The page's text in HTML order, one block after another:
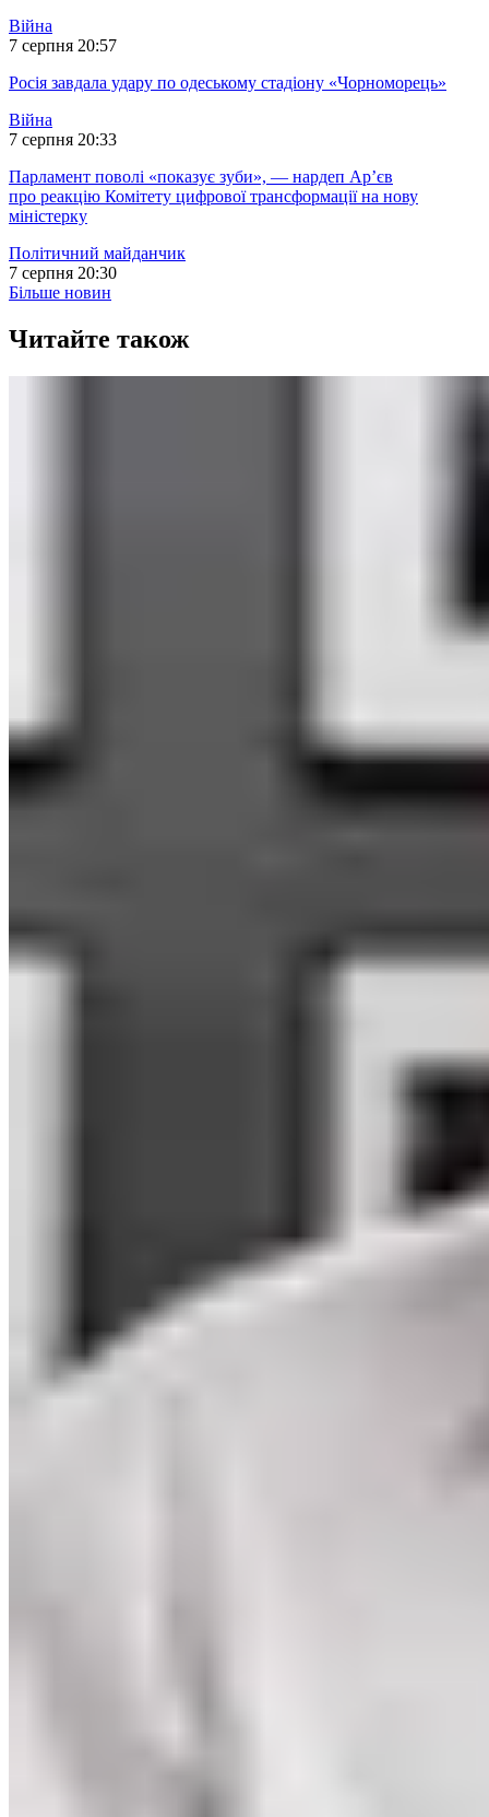
Війна
7 серпня 20:57
Росія завдала удару по одеському стадіону «Чорноморець»
Війна
7 серпня 20:33
Парламент поволі «показує зуби», — нардеп Ар’єв
про реакцію Комітету цифрової трансформації на нову
міністерку
Політичний майданчик
7 серпня 20:30
Більше новин
Читайте також